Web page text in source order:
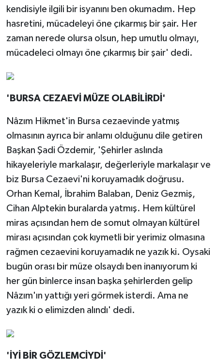
kendisiyle ilgili bir isyanını ben okumadım. Hep
hasretini, mücadeleyi öne çıkarmış bir şair. Her
zaman nerede olursa olsun, hep umutlu olmayı,
mücadeleci olmayı öne çıkarmış bir şair' dedi.
'BURSA CEZAEVİ MÜZE OLABİLİRDİ'
Nâzım Hikmet'in Bursa cezaevinde yatmış
olmasının ayrıca bir anlamı olduğunu dile getiren
Başkan Şadi Özdemir, 'Şehirler aslında
hikayeleriyle markalaşır, değerleriyle markalaşır ve
biz Bursa Cezaevi'ni koruyamadık doğrusu.
Orhan Kemal, İbrahim Balaban, Deniz Gezmiş,
Cihan Alptekin buralarda yatmış. Hem kültürel
miras açısından hem de somut olmayan kültürel
mirası açısından çok kıymetli bir yerimiz olmasına
rağmen cezaevini koruyamadık ne yazık ki. Oysaki
bugün orası bir müze olsaydı ben inanıyorum ki
her gün binlerce insan başka şehirlerden gelip
Nâzım'ın yattığı yeri görmek isterdi. Ama ne
yazık ki o elimizden alındı' dedi.
'İYİ BİR GÖZLEMCİYDİ'